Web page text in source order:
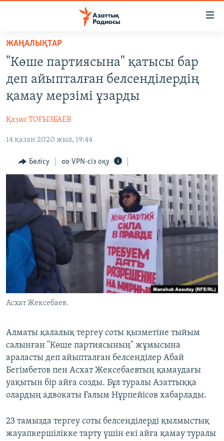
Skip
main
content
to
main
Skip
Search
ЖАҢАЛЫҚТАР
АДАМ ҚҰҚЫҚТАРЫ
ӘЛЕУМЕТ
ӘЛЕМ
АРНАЙЫ ЖОБАЛАР
Русский
ЖАЗЫЛЫҢЫЗ
Басқа тілдерде
ЖАҢАЛЫҚТАР
"Көше партиясына" қатысы бар
деп айыпталған белсенділердің
қамау мерзімі ұзарды
Қазис ТОҒЫЗБАЕВ
14 қазан 2020 жыл, 19:44
Бөлісу VPN-сіз оқу
Асхат Жексебаев.
Алматы қалалық тергеу соты қызметіне тыйым
салынған "Көше партиясының" жұмысына
араласты деп айыпталған белсенділер Абай
Бегімбетов пен Асхат Жексебаевтың қамаудағы
уақытын бір айға созды. Бұл туралы Азаттыққа
олардың адвокаты Ғалым Нұрпейісов хабарлады.
23 тамызда тергеу соты белсенділерді қылмыстық
жауапкершілікке тарту үшін екі айға қамау туралы